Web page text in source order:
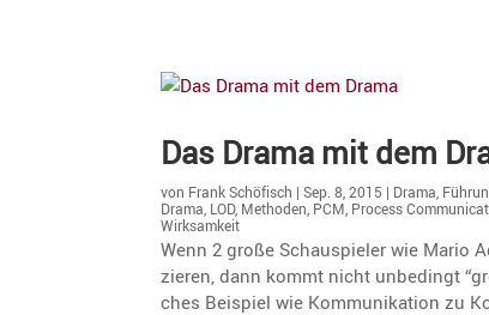
Das Drama mit dem
von Frank Schöfisch |Sep. 8, 2015 | Drama
Drama LOD, Methoden PCM Process
Wirksamkeit
Wenn 2 große Schau­spieler wie Mario
zieren, dann kommt nicht unbedingt
ches Beispiel wie Kommu­ni­ka­tion zu